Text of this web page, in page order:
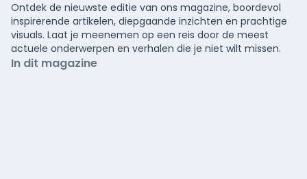
Ontdek de nieuwste editie van ons magazine, boordevol
inspirerende artikelen, diepgaande inzichten en prachtige
visuals. Laat je meenemen op een reis door de meest
actuele onderwerpen en verhalen die je niet wilt missen.
In dit magazine